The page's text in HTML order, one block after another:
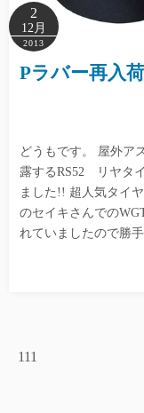
2
12月
2013
Pラバー再入
どうもです。 屋外ア
露するRS52 リヤタ
ました!! 超人気タイ
のセイキさんでの
れていましたので勝
111